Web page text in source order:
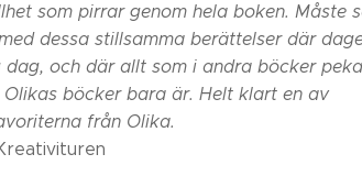
som pirrar genom hela boken. Måste
dessa stillsamma berättelser där
dag, och där allt som i andra böcker
Olikas böcker bara är. Helt klart en av
från Olika.